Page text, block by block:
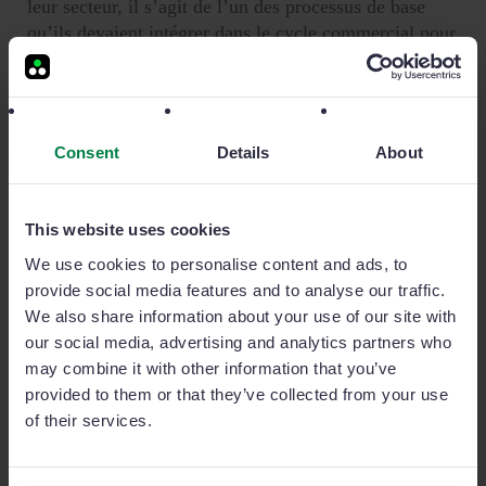
Consent Details About
This website uses cookies
We use cookies to personalise content and ads, to
provide social media features and to analyse our traffic.
We also share information about your use of our site with
our social media, advertising and analytics partners who
may combine it with other information that you’ve
provided to them or that they’ve collected from your use
of their services.
leur secteur, il s’agit de l’un des processus de base
qu’ils devaient intégrer dans le cycle commercial pour
assurer un suivi adéquat du service clientèle.
Le résultat
d’adoption, l’intégration de tiers ou la
personnalisation de l’outil, d’autres fonctionnalités ont
donné d’excellents résultats. Núria Carrasco déclare
que « la géolocalisation de notre portefeuille de
clients, un calendrier qui nous permet de tout planifier
de manière simple et efficace, l’unification de la base
de données, la possibilité de faire la vérification en un
seul clic et le rapport d’activité par assistant vocal » se